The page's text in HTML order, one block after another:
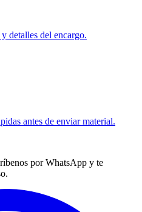
detalles del encargo.
antes de enviar material.
por WhatsApp y te